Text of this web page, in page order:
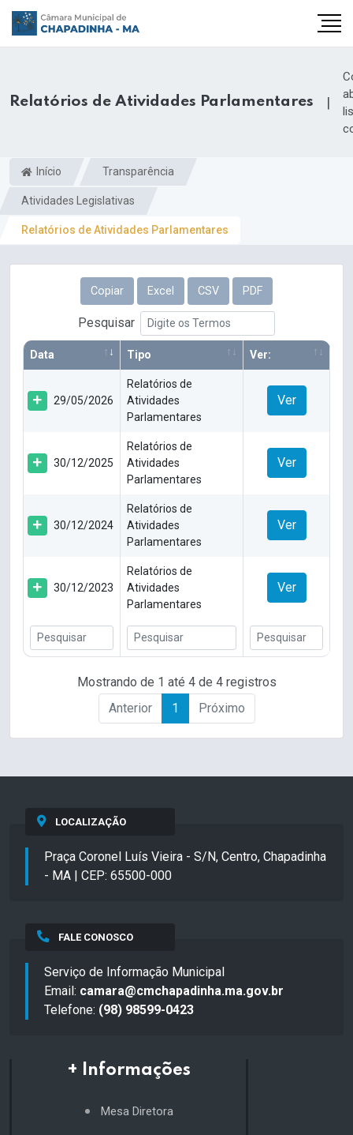
Relatórios de Atividades Parlamentares |
Início Transparência
Atividades Legislativas
Relatórios de Atividades Parlamentares
Copiar Excel CSV PDF
Pesquisar
Data Tipo Ver:
29/05/2026
Relatórios de
Atividades
Parlamentares
Ver
30/12/2025
Relatórios de
Atividades
Parlamentares
Ver
30/12/2024
Relatórios de
Atividades
Parlamentares
Ver
30/12/2023
Relatórios de
Atividades
Parlamentares
Ver
Mostrando de 1 até 4 de 4 registros
Anterior
1 Próximo
LOCALIZAÇÃO
Praça Coronel Luís Vieira - S/N, Centro, Chapadinha
- MA | CEP: 65500-000
FALE CONOSCO
Serviço de Informação Municipal
Email: camara@cmchapadinha.ma.gov.br
Telefone: (98) 98599-0423
+ Informações
Mesa Diretora